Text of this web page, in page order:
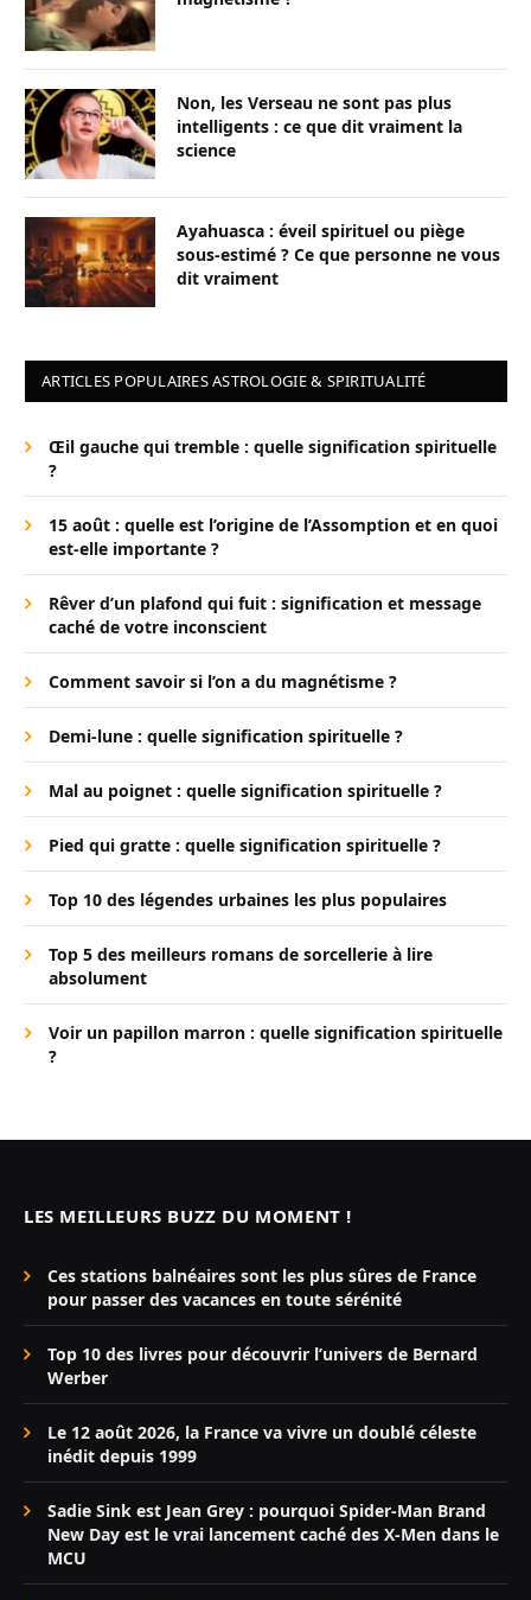
Non, les Verseau ne sont pas plus
intelligents : ce que dit vraiment la
science
Ayahuasca : éveil spirituel ou piège
sous-estimé ? Ce que personne ne vous
dit vraiment
ARTICLES POPULAIRES ASTROLOGIE & SPIRITUALITÉ
Œil gauche qui tremble : quelle signification spirituelle
?
15 août : quelle est l’origine de l’Assomption et en quoi
est-elle importante ?
Rêver d’un plafond qui fuit : signification et message
caché de votre inconscient
Comment savoir si l’on a du magnétisme ?
Demi-lune : quelle signification spirituelle ?
Mal au poignet : quelle signification spirituelle ?
Pied qui gratte : quelle signification spirituelle ?
Top 10 des légendes urbaines les plus populaires
Top 5 des meilleurs romans de sorcellerie à lire
absolument
Voir un papillon marron : quelle signification spirituelle
?
LES MEILLEURS BUZZ DU MOMENT !
Ces stations balnéaires sont les plus sûres de France
pour passer des vacances en toute sérénité
Top 10 des livres pour découvrir l’univers de Bernard
Werber
Le 12 août 2026, la France va vivre un doublé céleste
inédit depuis 1999
Sadie Sink est Jean Grey : pourquoi Spider-Man Brand
New Day est le vrai lancement caché des X-Men dans le
MCU